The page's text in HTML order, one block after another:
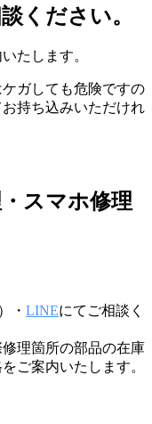
ください。
たします。
ガしても危険ですの
持ち込みいただけれ
スマホ修理
）・ LINEにてご相談く
理箇所の部品の在庫
ご案内いたします。